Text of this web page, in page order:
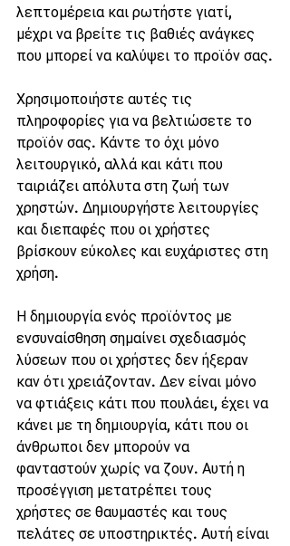
λεπτομέρεια και ρωτήστε γιατί,
μέχρι να βρείτε τις βαθιές ανάγκες
που μπορεί να καλύψει το προϊόν σας.
Χρησιμοποιήστε αυτές τις
πληροφορίες για να βελτιώσετε το
προϊόν σας. Κάντε το όχι μόνο
λειτουργικό, αλλά και κάτι που
ταιριάζει απόλυτα στη ζωή των
χρηστών. Δημιουργήστε λειτουργίες
και διεπαφές που οι χρήστες
βρίσκουν εύκολες και ευχάριστες στη
χρήση.
Η δημιουργία ενός προϊόντος με
ενσυναίσθηση σημαίνει σχεδιασμός
λύσεων που οι χρήστες δεν ήξεραν
καν ότι χρειάζονταν. Δεν είναι μόνο
να φτιάξεις κάτι που πουλάει, έχει να
κάνει με τη δημιουργία, κάτι που οι
άνθρωποι δεν μπορούν να
φανταστούν χωρίς να ζουν. Αυτή η
προσέγγιση μετατρέπει τους
χρήστες σε θαυμαστές και τους
πελάτες σε υποστηρικτές. Αυτή είναι